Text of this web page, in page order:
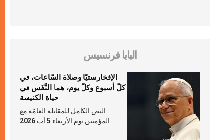
البابا فرنسيس
الإفخارستيّا وصلاة السّاعات، في
كلّ أسبوع وكلّ يوم، هما النَّفَس في
حياة الكنيسة
النص الكامل للمقابلة العامّة مع
المؤمنين يوم الأربعاء 5 آب 2026